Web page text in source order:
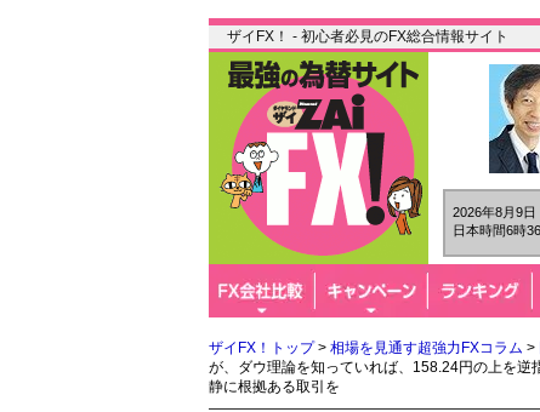
ザイFX！ - 初心者必見のFX総合情報サイト
2026年8月9日
日本時間6時
ザイFX！トップ> 相場を見通す超強力FXコラム >
が、ダウ理論を知っていれば、158.24円の上を
静に根拠ある取引を